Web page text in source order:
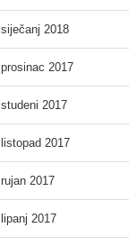
siječanj 2018
prosinac 2017
studeni 2017
listopad 2017
rujan 2017
lipanj 2017